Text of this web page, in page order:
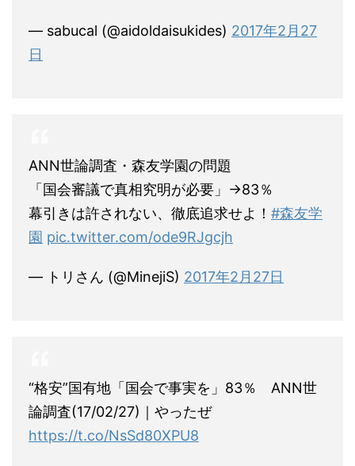
— sabucal (@aidoldaisukides) 2017年2月27
日
ANN世論調査・森友学園の問題
「国会審議で真相究明が必要」→83％
幕引きは許されない、徹底追求せよ！ #森友学
園 pic.twitter.com/ode9RJgcjh
— トリさん (@MinejiS) 2017年2月27日
“格安”国有地「国会で事実を」83％ ANN世
論調査(17/02/27)｜やったぜ
https://t.co/NsSd80XPU8